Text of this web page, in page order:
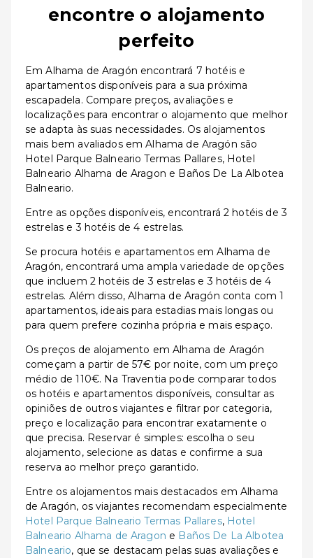
encontre o alojamento
perfeito
Em Alhama de Aragón encontrará 7 hotéis e
apartamentos disponíveis para a sua próxima
escapadela. Compare preços, avaliações e
localizações para encontrar o alojamento que melhor
se adapta às suas necessidades. Os alojamentos
mais bem avaliados em Alhama de Aragón são
Hotel Parque Balneario Termas Pallares, Hotel
Balneario Alhama de Aragon e Baños De La Albotea
Balneario.
Entre as opções disponíveis, encontrará 2 hotéis de 3
estrelas e 3 hotéis de 4 estrelas.
Se procura hotéis e apartamentos em Alhama de
Aragón, encontrará uma ampla variedade de opções
que incluem 2 hotéis de 3 estrelas e 3 hotéis de 4
estrelas. Além disso, Alhama de Aragón conta com 1
apartamentos, ideais para estadias mais longas ou
para quem prefere cozinha própria e mais espaço.
Os preços de alojamento em Alhama de Aragón
começam a partir de 57€ por noite, com um preço
médio de 110€. Na Traventia pode comparar todos
os hotéis e apartamentos disponíveis, consultar as
opiniões de outros viajantes e filtrar por categoria,
preço e localização para encontrar exatamente o
que precisa. Reservar é simples: escolha o seu
alojamento, selecione as datas e confirme a sua
reserva ao melhor preço garantido.
Entre os alojamentos mais destacados em Alhama
de Aragón, os viajantes recomendam especialmente
Hotel Parque Balneario Termas Pallares, Hotel
Balneario Alhama de Aragon e Baños De La Albotea
Balneario, que se destacam pelas suas avaliações e